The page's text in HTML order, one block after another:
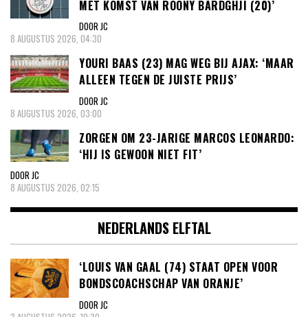
MET KOMST VAN ROONY BARDGHJI (20)’
DOOR JC
8 AUGUSTUS 2026, 04:30
YOURI BAAS (23) MAG WEG BIJ AJAX: ‘MAAR
ALLEEN TEGEN DE JUISTE PRIJS’
DOOR JC
8 AUGUSTUS 2026, 03:00
ZORGEN OM 23-JARIGE MARCOS LEONARDO:
‘HIJ IS GEWOON NIET FIT’
DOOR JC
8 AUGUSTUS 2026, 02:15
NEDERLANDS ELFTAL
‘LOUIS VAN GAAL (74) STAAT OPEN VOOR
BONDSCOACHSCHAP VAN ORANJE’
DOOR JC